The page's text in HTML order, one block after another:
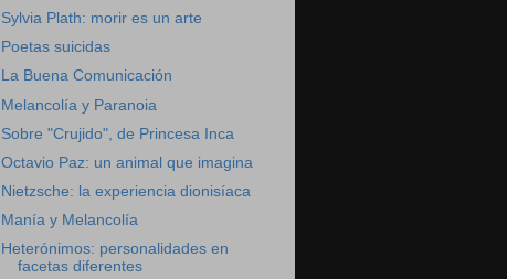
Sylvia Plath: morir es un arte
Poetas suicidas
La Buena Comunicación
Melancolía y Paranoia
Sobre "Crujido", de Princesa Inca
Octavio Paz: un animal que imagina
Nietzsche: la experiencia dionisíaca
Manía y Melancolía
Heterónimos: personalidades en
facetas diferentes